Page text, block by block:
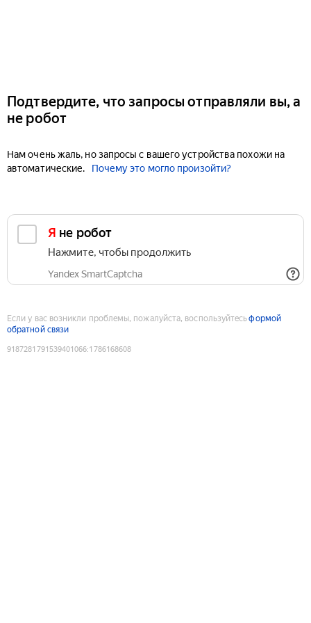
Подтвердите, что запросы отправляли вы, а
не робот
Нам очень жаль, но запросы с вашего устройства похожи на
автоматические.
Почему это могло произойти?
Я не робот
Нажмите, чтобы продолжить
Yandex SmartCaptcha
Если у вас возникли проблемы, пожалуйста, воспользуйтесьформой
обратной связи
9187281791539401066:1786168608